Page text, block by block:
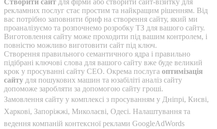
рекламних послуг стає простим та найкращим рішенням. Від
вас потрібно заповнити бриф на створення сайту, який ми
проаналізуємо та розпочнемо розробку ТЗ для вашого сайту.
Виготовлення сайту може проходити під вашим контролем, і
повністю можливо виготовити сайт під ключ.
Створення правильного семантичного ядра і правильно
підібрані ключові слова для вашого сайту вже буде великий
крок у просуванні сайту СЕО. Окрема послуга оптимізація
сайту для пошукових машин та юзабіліті аналіз сайту
допоможе заробляти за допомогою сайту гроші.
Замовлення сайту у комплексі з просуванням у Дніпрі, Києві,
Харкові, Запоріжжі, Миколаєві, Одесі. Налаштування та
ведення компаній контексної реклами GoogleAdWords